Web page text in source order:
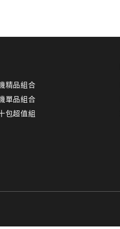
精品組合
單品組合
包超值組